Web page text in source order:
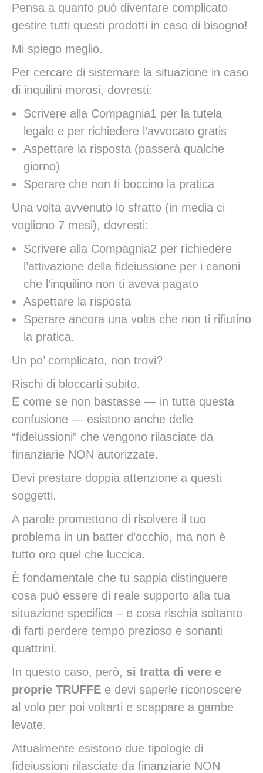
Pensa a quanto può diventare complicato
gestire tutti questi prodotti in caso di bisogno!
Mi spiego meglio.
Per cercare di sistemare la situazione in caso
di inquilini morosi, dovresti:
Scrivere alla Compagnia1 per la tutela
legale e per richiedere l’avvocato gratis
Aspettare la risposta (passerà qualche
giorno)
Sperare che non ti boccino la pratica
Una volta avvenuto lo sfratto (in media ci
vogliono 7 mesi), dovresti:
Scrivere alla Compagnia2 per richiedere
l’attivazione della fideiussione per i canoni
che l’inquilino non ti aveva pagato
Aspettare la risposta
Sperare ancora una volta che non ti rifiutino
la pratica.
Un po’ complicato, non trovi?
Rischi di bloccarti subito.
E come se non bastasse — in tutta questa
confusione — esistono anche delle
“fideiussioni” che vengono rilasciate da
finanziarie NON autorizzate.
Devi prestare doppia attenzione a questi
soggetti.
A parole promettono di risolvere il tuo
problema in un batter d’occhio, ma non è
tutto oro quel che luccica.
È fondamentale che tu sappia distinguere
cosa può essere di reale supporto alla tua
situazione specifica – e cosa rischia soltanto
di farti perdere tempo prezioso e sonanti
quattrini.
In questo caso, però, si tratta di vere e
proprie TRUFFE e devi saperle riconoscere
al volo per poi voltarti e scappare a gambe
levate.
Attualmente esistono due tipologie di
fideiussioni rilasciate da finanziarie NON